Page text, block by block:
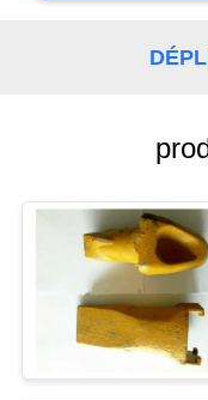
PRIVACY
POLICY